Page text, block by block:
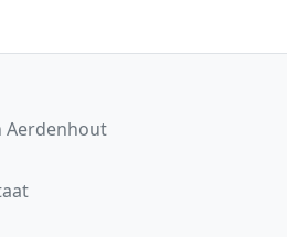
Aerdenhout